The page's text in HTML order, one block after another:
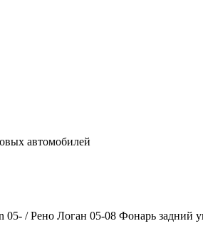
автомобилей
05- / Рено Логан 05-08 Фонарь задний